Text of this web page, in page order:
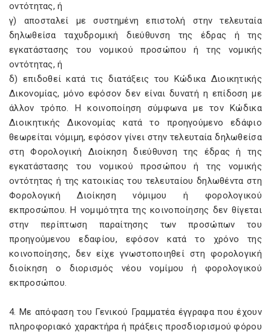
οντότητας, ή
γ) αποσταλεί με συστημένη επιστολή στην τελευταία
δηλωθείσα ταχυδρομική διεύθυνση της έδρας ή της
εγκατάστασης του νομικού προσώπου ή της νομικής
οντότητας, ή
δ) επιδοθεί κατά τις διατάξεις του Κώδικα Διοικητικής
Δικονομίας, μόνο εφόσον δεν είναι δυνατή η επίδοση με
άλλον τρόπο. Η κοινοποίηση σύμφωνα με τον Κώδικα
Διοικητικής Δικονομίας κατά το προηγούμενο εδάφιο
θεωρείται νόμιμη, εφόσον γίνει στην τελευταία δηλωθείσα
στη Φορολογική Διοίκηση διεύθυνση της έδρας ή της
εγκατάστασης του νομικού προσώπου ή της νομικής
οντότητας ή της κατοικίας του τελευταίου δηλωθέντα στη
Φορολογική Διοίκηση νόμιμου ή φορολογικού
εκπροσώπου. Η νομιμότητα της κοινοποίησης δεν θίγεται
στην περίπτωση παραίτησης των προσώπων του
προηγούμενου εδαφίου, εφόσον κατά το χρόνο της
κοινοποίησης, δεν είχε γνωστοποιηθεί στη φορολογική
διοίκηση ο διορισμός νέου νομίμου ή φορολογικού
εκπροσώπου.
4. Με απόφαση του Γενικού Γραμματέα έγγραφα που έχουν
πληροφοριακό χαρακτήρα ή πράξεις προσδιορισμού φόρου